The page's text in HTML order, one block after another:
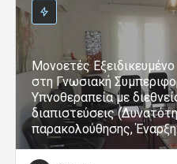
Μονοετές
στη Γνωσιακή
Υπνοθεραπεία με
διαπιστεύσεις
παρακολούθησης,